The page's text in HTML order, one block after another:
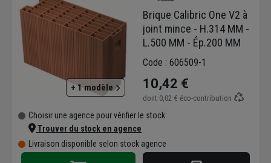
+ 1 modèle
Brique Calibric One V2 à
joint mince - H.314 MM -
L.500 MM - Ép.200 MM
Code : 606509-1
10,42 €
dont 0,02 € éco-contribution
Choisir une agence pour vérifier le stock
Trouver du stock en agence
Livraison disponible selon stock agence